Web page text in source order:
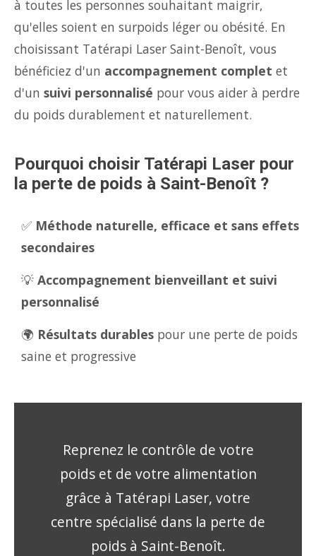
à toutes les personnes souhaitant maigrir,
qu'elles soient en surpoids léger ou obésité. En
choisissant Tatérapi Laser Saint-Benoît, vous
bénéficiez d'un accompagnement complet et
d'un suivi personnalisé pour vous aider à perdre
du poids durablement et naturellement.
Pourquoi choisir Tatérapi Laser pour
la perte de poids à Saint-Benoît ?
✅ Méthode naturelle, efficace et sans effets
secondaires
💡 Accompagnement bienveillant et suivi
personnalisé
🌍 Résultats durables pour une perte de poids
saine et progressive
Reprenez le contrôle de votre
poids et de votre alimentation
grâce à Tatérapi Laser, votre
centre spécialisé dans la perte de
poids à Saint-Benoît.